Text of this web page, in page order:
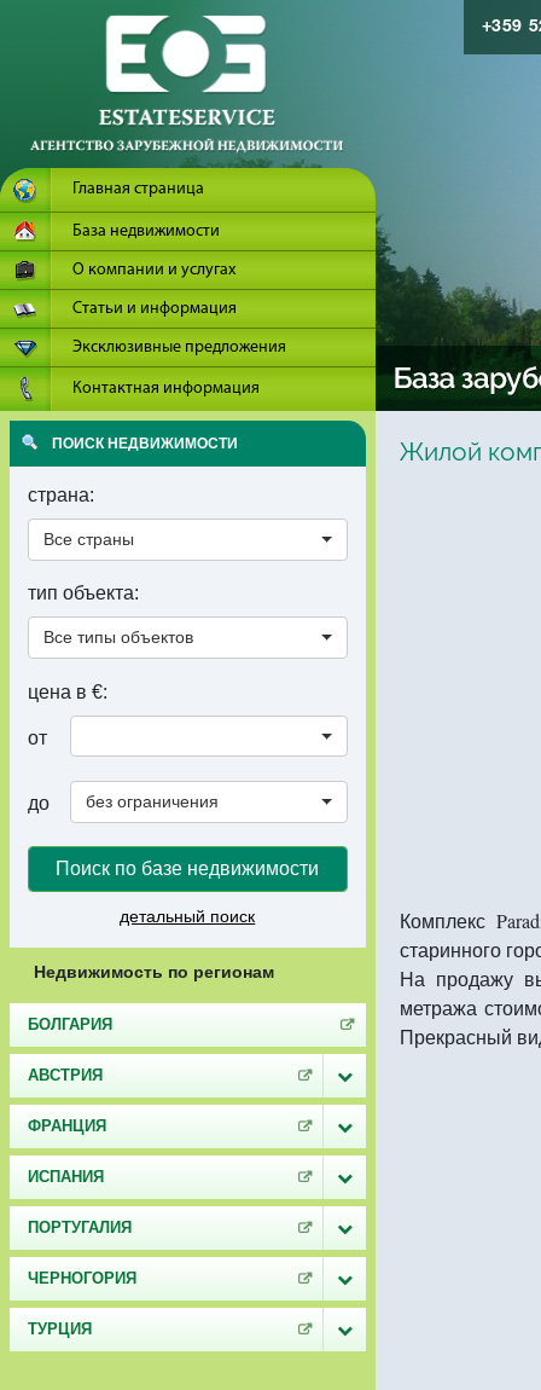
Главная страница
База недвижимости
О компании и услугах
Статьи и информация
Эксклюзивные предложения
Контактная информация
+359
ПОИСК НЕДВИЖИМОСТИ
страна:
Все страны
тип объекта:
Все типы объектов
цена в €:
от
до без ограничения
Поиск по базе недвижимости
детальный поиск
Недвижимость по регионам
БОЛГАРИЯ
АВСТРИЯ
ФРАНЦИЯ
ИСПАНИЯ
ПОРТУГАЛИЯ
ЧЕРНОГОРИЯ
ТУРЦИЯ
Жилой
Комплекс
старинного
На продажу
метража
Прекрасный